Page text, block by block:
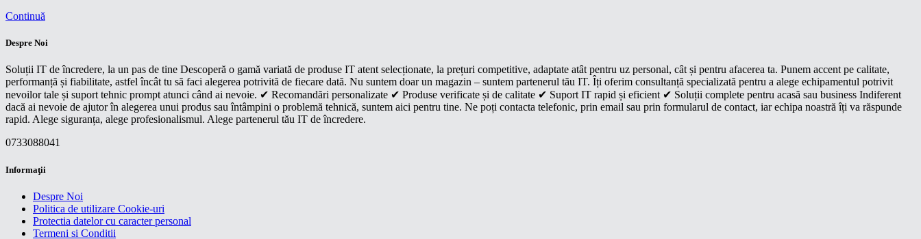
Continuă
Despre Noi
Soluții IT de încredere, la un pas de tine Descoperă o gamă variată de produse IT atent selecționate, la prețuri competitive, adaptate atât pentru uz personal, cât și pentru afacerea ta. Punem accent pe calitate,
performanță și fiabilitate, astfel încât tu să faci alegerea potrivită de fiecare dată. Nu suntem doar un magazin – suntem partenerul tău IT. Îți oferim consultanță specializată pentru a alege echipamentul potrivit
nevoilor tale și suport tehnic prompt atunci când ai nevoie. ✔ Recomandări personalizate ✔ Produse verificate și de calitate ✔ Suport IT rapid și eficient ✔ Soluții complete pentru acasă sau business Indiferent
dacă ai nevoie de ajutor în alegerea unui produs sau întâmpini o problemă tehnică, suntem aici pentru tine. Ne poți contacta telefonic, prin email sau prin formularul de contact, iar echipa noastră îți va răspunde
rapid. Alege siguranța, alege profesionalismul. Alege partenerul tău IT de încredere.
0733088041
Informaţii
Despre Noi
Politica de utilizare Cookie-uri
Protectia datelor cu caracter personal
Termeni si Conditii